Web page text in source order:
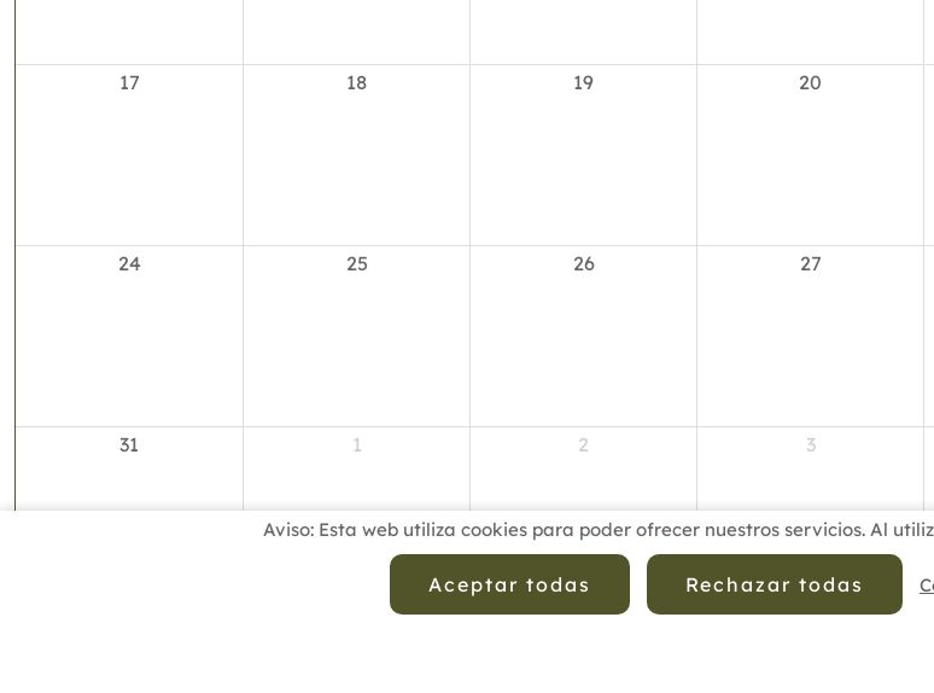
17 18 19 20
24 25 26 27
31 1 2 3
Aviso: Esta web utiliza cookies para poder ofrecer nuestros servicios. Al
Aceptar todas Rechazar todas